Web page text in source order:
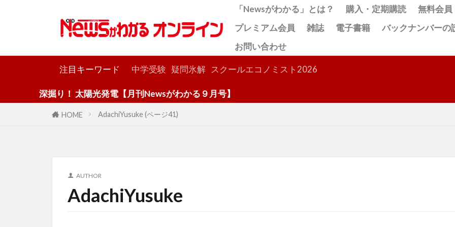
「Newsがわかる」とは？ 購入・定期購読
無料会員
プレミアム会員
雑誌 電子書籍
バックナンバーの
お問い合わせ
注目キーワード 中学受験 疑問氷解 スクールエコノミスト2026
掘り！ 太陽光発電【月刊Newsがわかる９月号】
HOME AdachiYusuke (ページ41)
AUTHOR
AdachiYusuke
検索